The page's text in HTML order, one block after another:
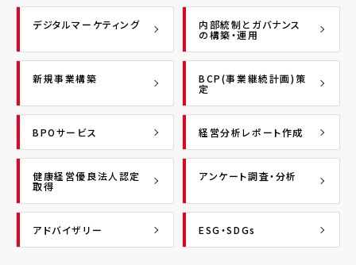
デジタルマーケティング 内部統制とガバナンス
の構築・運用
新規事業構築 BCP(事業継続計画)策
定
BPOサービス 経営分析レポート作成
健康経営優良法人認定
取得
アンケート調査・分析
アドバイザリー ESG・SDGs